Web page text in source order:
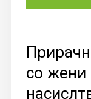
со жени